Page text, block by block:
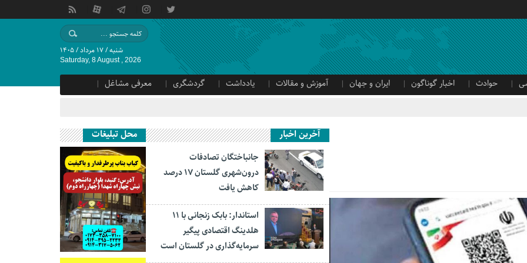
شنبه / ۱۷ مرداد / ۱۴۰۵
Saturday, 8 August , 2026
حوادث اخبار گوناگون ایران و جهان آموزش و مقالات یادداشت گردشگری
معرفی مشاغل
آخرین اخبار
جانباختگان تصادفات
درون‌شهری گلستان ۱۷ درصد
کاهش یافت
استاندار: بابک زنجانی با ۱۱
هلدینگ اقتصادی پیگیر
سرمایه‌گذاری در گلستان است
محل تبلیغات